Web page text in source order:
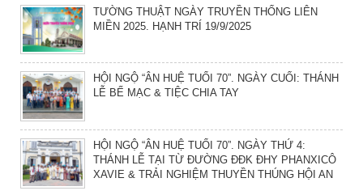
TƯỜNG THUẬT NGÀY TRUYỀN THỐNG LIÊN
MIỀN 2025. HẠNH TRÍ 19/9/2025
HỘI NGỘ “ÂN HUỆ TUỔI 70”. NGÀY CUỐI: THÁNH
LỄ BẾ MẠC & TIỆC CHIA TAY
HỘI NGỘ “ÂN HUỆ TUỔI 70”. NGÀY THỨ 4:
THÁNH LỄ TẠI TỪ ĐƯỜNG ĐĐK ĐHY PHANXICÔ
XAVIE & TRẢI NGHIỆM THUYỀN THÚNG HỘI AN